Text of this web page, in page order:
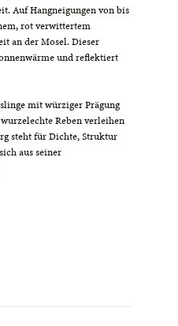
Auf Hangneigungen von bis
rot verwittertem
an der Mosel. Dieser
und reflektiert
mit würziger Prägung
Reben verleihen
steht für Dichte, Struktur
aus seiner